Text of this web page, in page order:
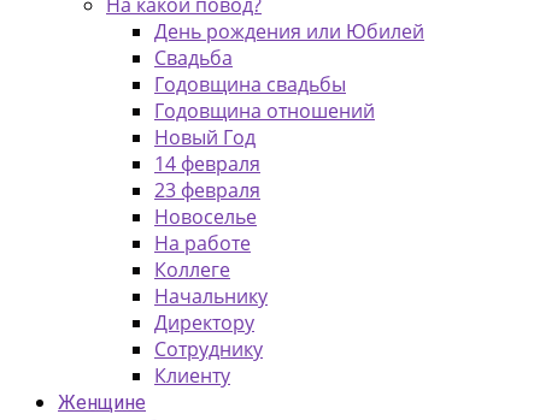
День рождения или Юбилей
Свадьба
Годовщина свадьбы
Годовщина отношений
Новый Год
14 февраля
23 февраля
Новоселье
На работе
Коллеге
Начальнику
Директору
Сотруднику
Клиенту
Женщине